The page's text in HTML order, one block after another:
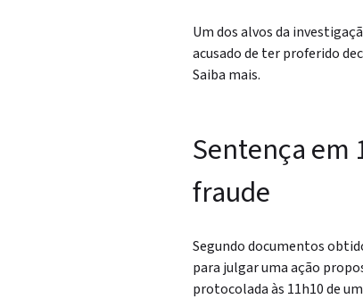
Um dos alvos da
acusado de ter proferido
Saiba mais.
Sentença em
fraude
Segundo documentos
para julgar uma ação
protocolada às 11h10 de